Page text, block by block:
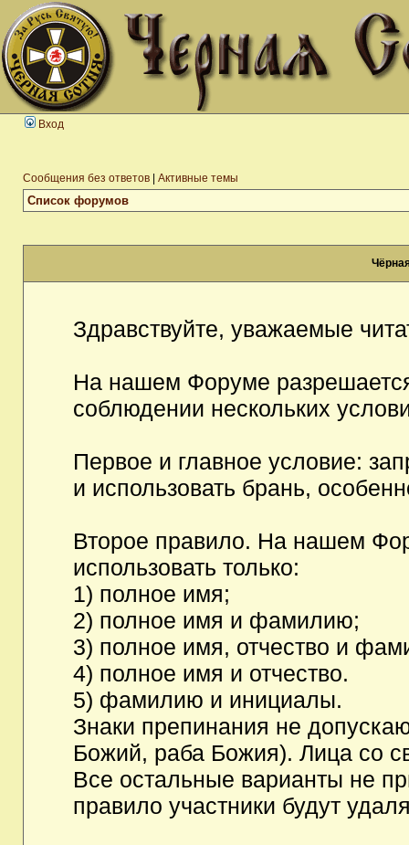
Вход
Сообщения без ответов Активные темы
Список форумов
Здравствуйте, уважаемые
На нашем Форуме
соблюдении нескольких
Первое и главное условие:
и использовать брань,
Второе правило. На нашем
использовать только:
1) полное имя;
2) полное имя и фамилию;
3) полное имя, отчество и
4) полное имя и отчество.
5) фамилию и инициалы.
Знаки препинания не
Божий, раба Божия). Лица со
Все остальные варианты не
правило участники будут